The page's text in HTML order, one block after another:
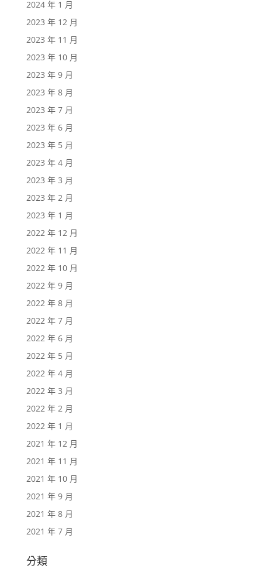
2024 年 1 月
2023 年 12 月
2023 年 11 月
2023 年 10 月
2023 年 9 月
2023 年 8 月
2023 年 7 月
2023 年 6 月
2023 年 5 月
2023 年 4 月
2023 年 3 月
2023 年 2 月
2023 年 1 月
2022 年 12 月
2022 年 11 月
2022 年 10 月
2022 年 9 月
2022 年 8 月
2022 年 7 月
2022 年 6 月
2022 年 5 月
2022 年 4 月
2022 年 3 月
2022 年 2 月
2022 年 1 月
2021 年 12 月
2021 年 11 月
2021 年 10 月
2021 年 9 月
2021 年 8 月
2021 年 7 月
分類